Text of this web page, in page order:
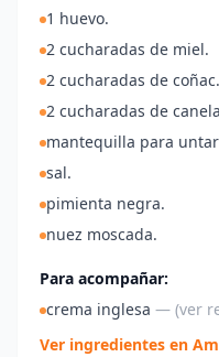
1 huevo.
2 cucharadas de miel.
2 cucharadas de coñac.
2 cucharadas de
mantequilla para
sal.
pimienta negra.
nuez moscada.
Para acompañar:
crema inglesa — (ver
Ver ingredientes en